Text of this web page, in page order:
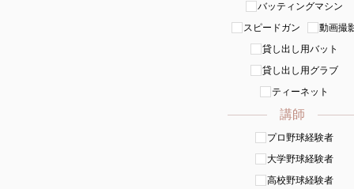
バッティングマシン
スピードガン
動画撮
貸し出し用バット
貸し出し用グラブ
ティーネット
講師
プロ野球経験者
大学野球経験者
高校野球経験者